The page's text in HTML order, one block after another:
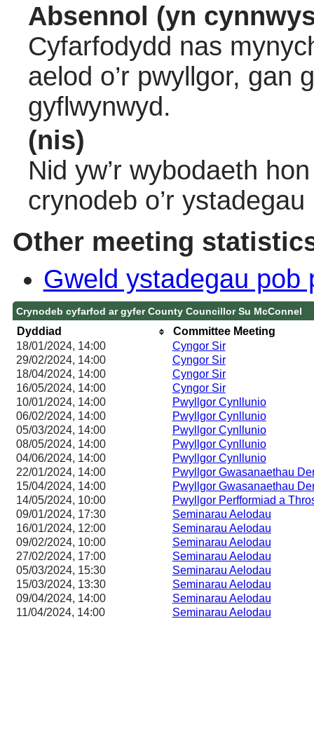
Absennol (yn
Cyfarfodydd nas
aelod o’r pwyllgor, gan
gyflwynwyd.
(nis)
Nid yw’r wybodaeth
crynodeb o’r
Other meeting
Gweld ystadegau pob
Crynodeb cyfarfod ar gyfer County Councillor Su McConnel
Dyddiad
Committee Meeting
18/01/2024, 14:00
Cyngor Sir
29/02/2024, 14:00 Cyngor Sir
18/04/2024, 14:00 Cyngor Sir
16/05/2024, 14:00 Cyngor Sir
10/01/2024, 14:00 Pwyllgor Cynllunio
06/02/2024, 14:00 Pwyllgor Cynllunio
05/03/2024, 14:00 Pwyllgor Cynllunio
08/05/2024, 14:00 Pwyllgor Cynllunio
04/06/2024, 14:00 Pwyllgor Cynllunio
22/01/2024, 14:00
Pwyllgor Gwasanaethau
15/04/2024, 14:00
Pwyllgor Gwasanaethau
14/05/2024, 10:00
Pwyllgor Perfformiad a
09/01/2024, 17:30
Seminarau Aelodau
16/01/2024, 12:00 Seminarau Aelodau
09/02/2024, 10:00 Seminarau Aelodau
27/02/2024, 17:00 Seminarau Aelodau
05/03/2024, 15:30 Seminarau Aelodau
15/03/2024, 13:30 Seminarau Aelodau
09/04/2024, 14:00 Seminarau Aelodau
11/04/2024, 14:00 Seminarau Aelodau